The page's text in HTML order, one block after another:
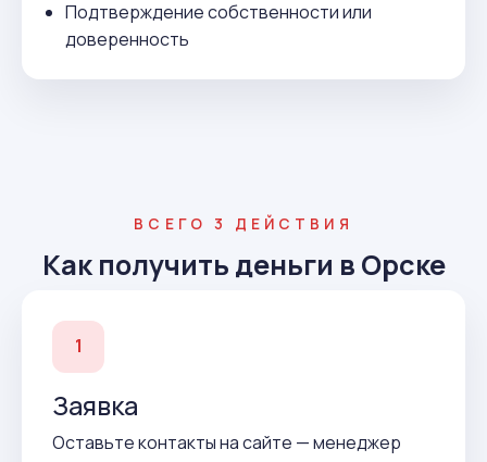
Подтверждение собственности или
доверенность
ВСЕГО 3 ДЕЙСТВИЯ
Как получить деньги в Орске
1
Заявка
Оставьте контакты на сайте — менеджер